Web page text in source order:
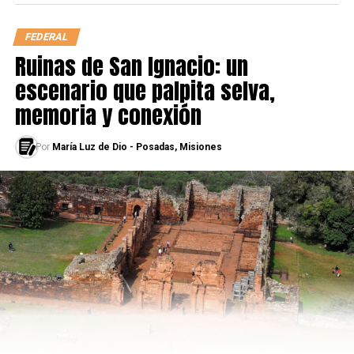
Desde la televisión pudimos ver en la ciudad de Lviv, al
oeste de Ucrania, a unos 70 kilómetros con la frontera
FEDERAL
Ruinas de San Ignacio: un
escenario que palpita selva,
memoria y conexión
Por María Luz de Dio - Posadas, Misiones